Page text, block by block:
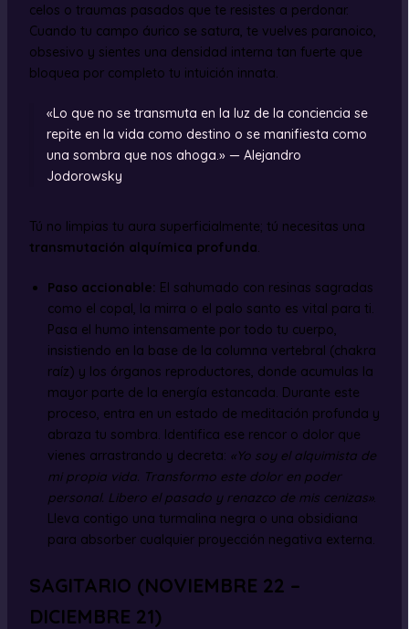
celos o traumas pasados que te resistes a perdonar.
Cuando tu campo áurico se satura, te vuelves paranoico,
obsesivo y sientes una densidad interna tan fuerte que
bloquea por completo tu intuición innata.
«Lo que no se transmuta en la luz de la conciencia se
repite en la vida como destino o se manifiesta como
una sombra que nos ahoga.» — Alejandro
Jodorowsky
Tú no limpias tu aura superficialmente; tú necesitas una
transmutación alquímica profunda.
Paso accionable: El sahumado con resinas sagradas
como el copal, la mirra o el palo santo es vital para ti.
Pasa el humo intensamente por todo tu cuerpo,
insistiendo en la base de la columna vertebral (chakra
raíz) y los órganos reproductores, donde acumulas la
mayor parte de la energía estancada. Durante este
proceso, entra en un estado de meditación profunda y
abraza tu sombra. Identifica ese rencor o dolor que
vienes arrastrando y decreta: «Yo soy el alquimista de
mi propia vida. Transformo este dolor en poder
personal. Libero el pasado y renazco de mis cenizas».
Lleva contigo una turmalina negra o una obsidiana
para absorber cualquier proyección negativa externa.
SAGITARIO (NOVIEMBRE 22 –
DICIEMBRE 21)